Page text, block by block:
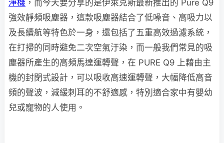
淨機 ，而今天要分享的是伊萊克斯最新推出的 Pure Q9
強效靜頻吸塵器，這款吸塵器結合了低噪音、高吸力以
及長續航等特色於一身，還包括了五重高效過濾系統，
在打掃的同時避免二次空氣汙染，而一般我們常見的吸
塵器所產生的高頻馬達運轉聲，在 PURE Q9 上藉由主
機的封閉式設計，可以吸收高速運轉聲，大幅降低高音
頻的聲波，減緩刺耳的不舒適感，特別適合家中有嬰幼
兒或寵物的人使用。